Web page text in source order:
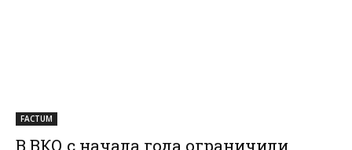
FACTUM
В ВКО с начала года ограничили